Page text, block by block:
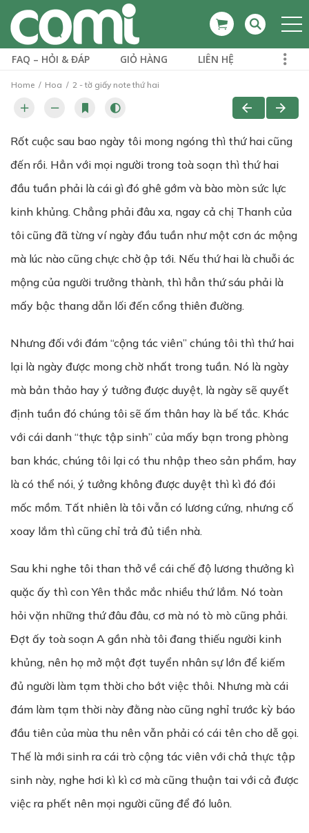
FAQ – HỎI & ĐÁP GIỎ HÀNG LIÊN HỆ
Home Hoa 2 - tờ giấy note thứ hai
Rốt cuộc sau bao ngày tôi mong ngóng thì thứ hai cũng
đến rồi. Hẳn với mọi người trong toà soạn thì thứ hai
đầu tuần phải là cái gì đó ghê gớm và bào mòn sức lực
kinh khủng. Chẳng phải đâu xa, ngay cả chị Thanh của
tôi cũng đã từng ví ngày đầu tuần như một cơn ác mộng
mà lúc nào cũng chực chờ ập tới. Nếu thứ hai là chuỗi ác
mộng của người trưởng thành, thì hẳn thứ sáu phải là
mấy bậc thang dẫn lối đến cổng thiên đường.
Nhưng đối với đám “cộng tác viên” chúng tôi thì thứ hai
lại là ngày được mong chờ nhất trong tuần. Nó là ngày
mà bản thảo hay ý tưởng được duyệt, là ngày sẽ quyết
định tuần đó chúng tôi sẽ ấm thân hay là bế tắc. Khác
với cái danh “thực tập sinh” của mấy bạn trong phòng
ban khác, chúng tôi lại có thu nhập theo sản phẩm, hay
là có thể nói, ý tưởng không được duyệt thì kì đó đói
mốc mồm. Tất nhiên là tôi vẫn có lương cứng, nhưng cố
xoay lắm thì cũng chỉ trả đủ tiền nhà.
Sau khi nghe tôi than thở về cái chế độ lương thưởng kì
quặc ấy thì con Yên thắc mắc nhiều thứ lắm. Nó toàn
hỏi vặn những thứ đâu đâu, cơ mà nó tò mò cũng phải.
Đợt ấy toà soạn A gần nhà tôi đang thiếu người kinh
khủng, nên họ mở một đợt tuyển nhân sự lớn để kiếm
đủ người làm tạm thời cho bớt việc thôi. Nhưng mà cái
đám làm tạm thời này đằng nào cũng nghỉ trước kỳ báo
đầu tiên của mùa thu nên vẫn phải có cái tên cho dễ gọi.
Thế là mới sinh ra cái trò cộng tác viên với chả thực tập
sinh này, nghe hơi kì kì cơ mà cũng thuận tai với cả được
việc ra phết nên mọi người cũng để đó luôn.